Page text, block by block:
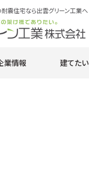
耐震住宅なら出雲グリーン工業へ
業情報 建てたい